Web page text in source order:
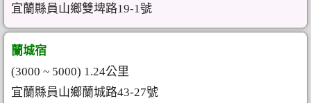
宜蘭縣員山鄉雙埤路19-1號
蘭城宿
(3000 ~ 5000) 1.24公里
宜蘭縣員山鄉蘭城路43-27號